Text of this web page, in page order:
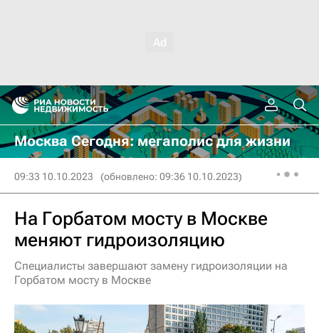
Москва Сегодня: мегаполис для жизни
09:33 10.10.2023 (обновлено: 09:36 10.10.2023)
На Горбатом мосту в Москве
меняют гидроизоляцию
Специалисты завершают замену гидроизоляции на
Горбатом мосту в Москве